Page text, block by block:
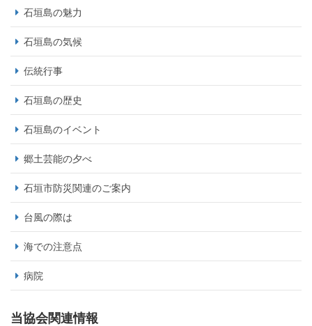
石垣島の魅力
石垣島の気候
伝統行事
石垣島の歴史
石垣島のイベント
郷土芸能の夕べ
石垣市防災関連のご案内
台風の際は
海での注意点
病院
当協会関連情報